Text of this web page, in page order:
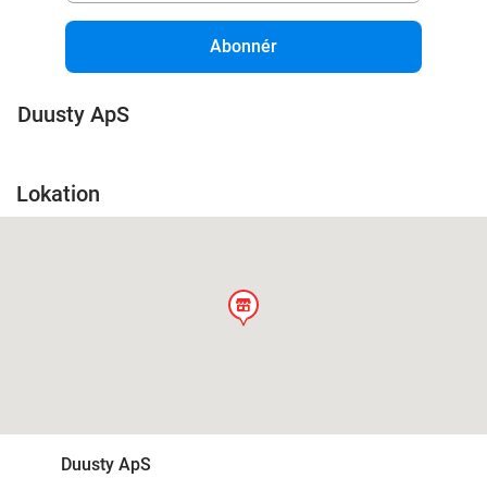
Abonnér
Duusty ApS
Lokation
store
Duusty ApS